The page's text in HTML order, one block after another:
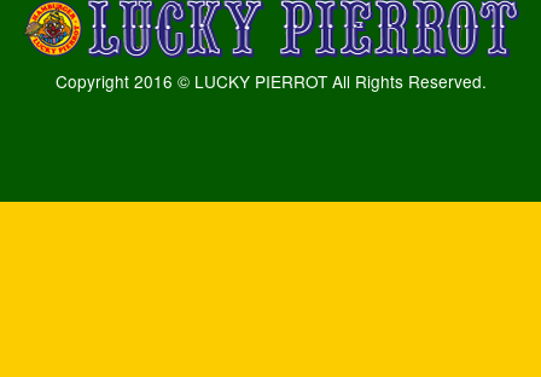
Copyright 2016 © LUCKY PIERROT All Rights Reserved.